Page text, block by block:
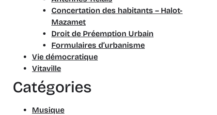
Concertation des habitants – Halot-
Mazamet
Droit de Préemption Urbain
Formulaires d’urbanisme
Vie démocratique
Vitaville
Catégories
Musique